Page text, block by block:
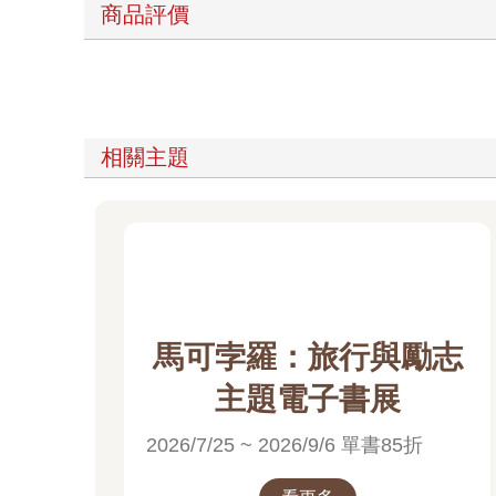
商品評價
相關主題
馬可孛羅：旅行與勵志
主題電子書展
2026/7/25 ~ 2026/9/6 單書85折